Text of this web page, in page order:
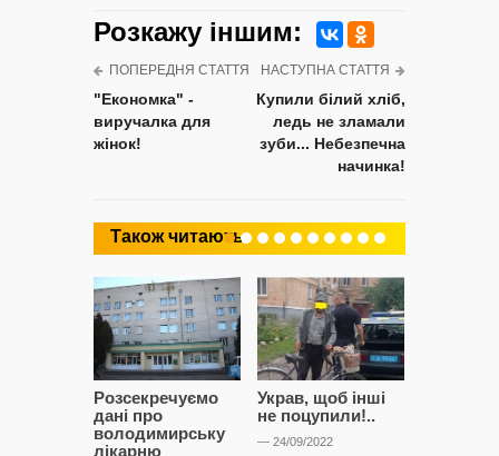
Розкажу iншим:
ПОПЕРЕДНЯ СТАТТЯ
"Економка" -
виручалка для
жінок!
НАСТУПНА СТАТТЯ
Купили білий хліб,
ледь не зламали
зуби... Небезпечна
начинка!
Також читають
Розсекречуємо
дані про
володимирську
лікарню
Украв, щоб інші
не поцупили!..
— 24/09/2022